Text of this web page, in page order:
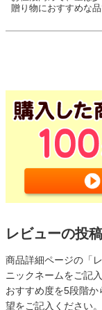
贈り物におすすめな
レビューの投
商品詳細ページの「
ニックネームをご記入
おすすめ度を5段階
望をご記入ください。